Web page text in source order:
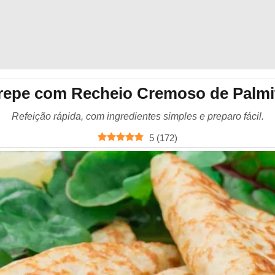
com Recheio Cremoso de
Refeição rápida, com ingredientes simples e preparo fácil.
5 (172)